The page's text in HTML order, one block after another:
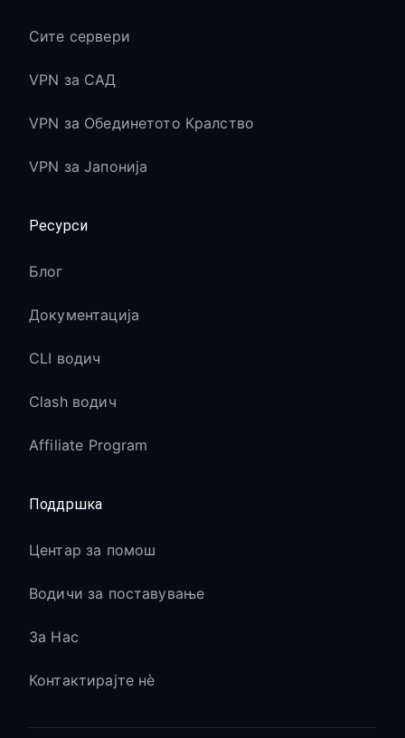
Сите сервери
VPN за САД
VPN за Обединетото Кралство
VPN за Јапонија
Ресурси
Блог
Документација
CLI водич
Clash водич
Affiliate Program
Поддршка
Центар за помош
Водичи за поставување
За Нас
Контактирајте нè